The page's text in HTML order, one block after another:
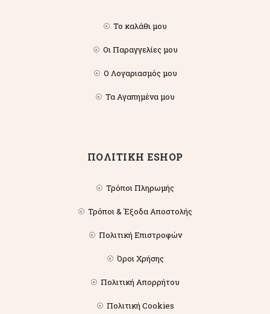
Το καλάθι μου
Οι Παραγγελίες μου
Ο Λογαριασμός μου
Τα Αγαπημένα μου
ΠΟΛΙΤΙΚΗ ESHOP
Τρόποι Πληρωμής
Τρόποι & Έξοδα Αποστολής
Πολιτική Επιστροφών
Όροι Χρήσης
Πολιτική Απορρήτου
Πολιτική Cookies